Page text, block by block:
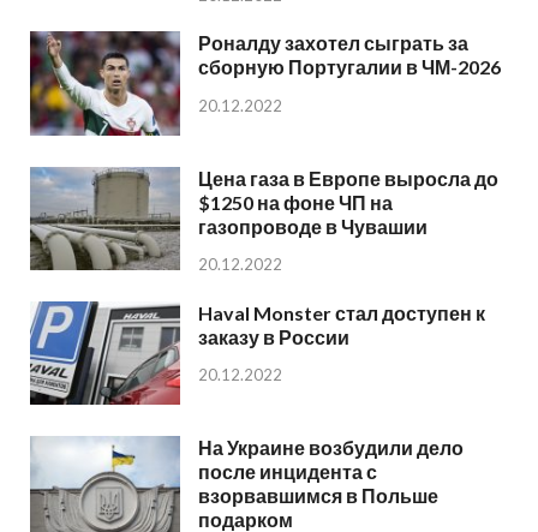
Роналду захотел сыграть за
сборную Португалии в ЧМ-2026
20.12.2022
Цена газа в Европе выросла до
$1250 на фоне ЧП на
газопроводе в Чувашии
20.12.2022
Haval Monster стал доступен к
заказу в России
20.12.2022
На Украине возбудили дело
после инцидента с
взорвавшимся в Польше
подарком